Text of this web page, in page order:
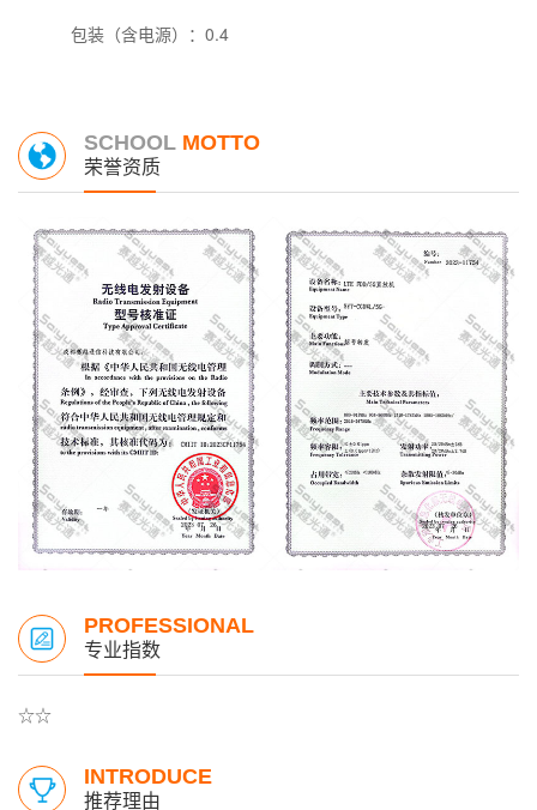
包装（含电源）：0.4
SCHOOL MOTTO
荣誉资质
PROFESSIONAL
专业指数
☆☆
INTRODUCE
推荐理由